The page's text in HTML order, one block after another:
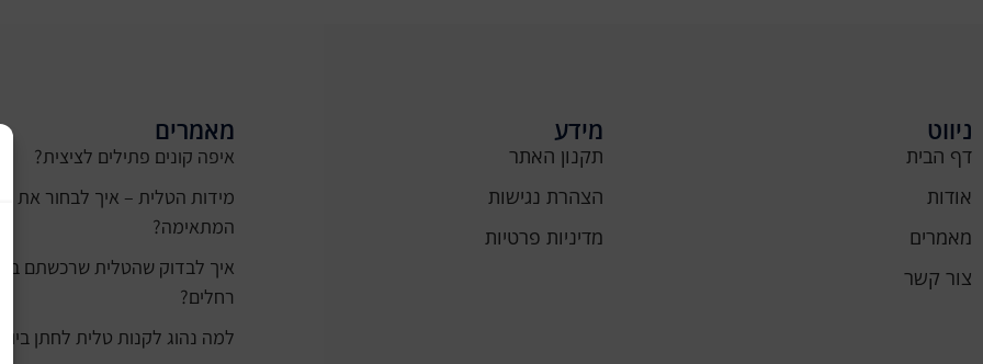
ניווט
דף הבית
אודות
מאמרים
צור קשר
מידע
תקנון האתר
הצהרת נגישות
מדיניות פרטיות
מאמרים
איפה קונים פתילים לציצית?
מידות הטלית – איך לבחור את
המתאימה?
רחלים?
למה נהוג לקנות טלית לחתן